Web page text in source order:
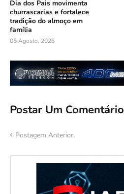
Dia dos Pais movimenta
churrascarias e fortalece
tradição do almoço em
família
05 Agosto, 2026
Postar Um Comentário
Postagem Anterior